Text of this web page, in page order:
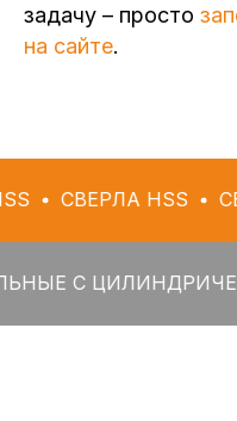
задачу – просто
на сайте.
HSS СВЕРЛА